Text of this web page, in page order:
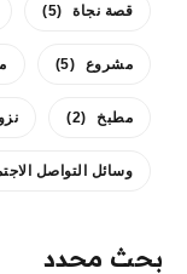
قصة نجاة (5)
مشروع (5)
مطبخ (2)
وسائل التواصل
بحث محدد